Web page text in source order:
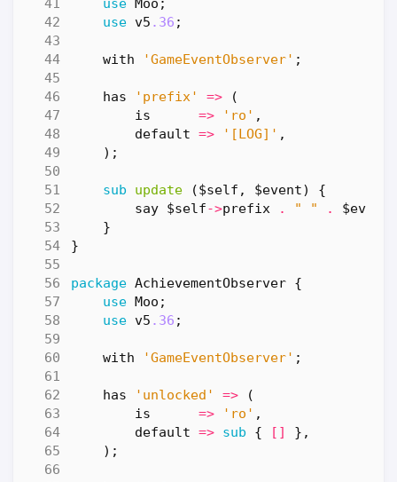
use Moo ;
use v5 .36 ;
with 'GameEventObserver' ;
has 'prefix' =>
(
is
=> 'ro' ,
default => '[LOG]' ,
);
sub update
($self, $event) {
say $self->prefix . " " . $event
}
}
package AchievementObserver {
use Moo ;
use v5 .36 ;
with 'GameEventObserver' ;
has 'unlocked' =>
(
is
=> 'ro' ,
default => sub { []
},
);